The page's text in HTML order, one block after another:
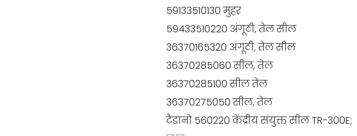
59133510130 मुहर
59433510220 अंगूठी, तेल सील
36370165320 अंगूठी, तेल सील
36370285060 सील, तेल
36370285100 सील तेल
36370275050 सील, तेल
टैडानो 560220 केंद्रीय संयुक्त सील TR-300E;